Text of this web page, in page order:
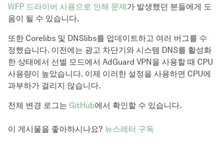
WFP 드라이버 사용으로 인해 문제가 발생했던 분들에게 도
움이 될 수 있습니다.
또한 Corelibs 및 DNSlibs를 업데이트하고 여러 버그를 수
정했습니다. 이전에는 광고 차단기와 시스템 DNS를 활성화
한 상태에서 선별 모드에서 AdGuard VPN을 사용할 때 CPU
사용량이 높았습니다. 이제 이러한 설정을 사용하면 CPU에
과부하가 걸리지 않습니다.
전체 변경 로그는 GitHub에서 확인할 수 있습니다.
이 게시물을 좋아하시나요? 뉴스레터 구독